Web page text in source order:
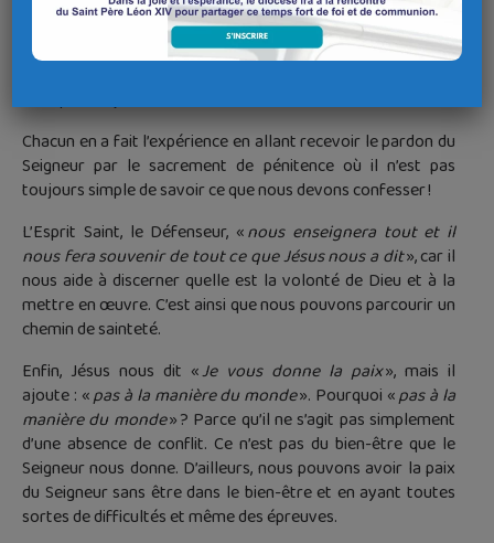
garder la Parole de Dieu» comme je l’ai dit, il faut du
courage, car il y a un combat spirituel à mener, pas contre
n’est pas toujours facile de le discerner.
Chacun en a fait l’expérience en allant recevoir le pardon du
Seigneur par le sacrement de pénitence où il n’est pas
toujours simple de savoir ce que nous devons confesser !
L’Esprit Saint, le Défenseur, «nous enseignera tout et il
nous fera souvenir de tout ce que Jésus nous a dit», car il
nous aide à discerner quelle est la volonté de Dieu et à la
mettre en œuvre. C’est ainsi que nous pouvons parcourir un
chemin de sainteté.
Enfin, Jésus nous dit «Je vous donne la paix», mais il
ajoute : «pas à la manière du monde». Pourquoi «pas à la
manière du monde» ? Parce qu’il ne s’agit pas simplement
d’une absence de conflit. Ce n’est pas du bien-être que le
Seigneur nous donne. D’ailleurs, nous pouvons avoir la paix
du Seigneur sans être dans le bien-être et en ayant toutes
sortes de difficultés et même des épreuves.